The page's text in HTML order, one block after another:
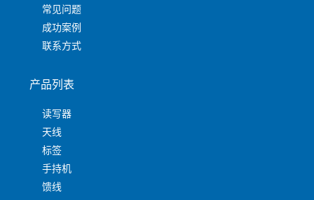
常见问题
成功案例
联系方式
产品列表
读写器
天线
标签
手持机
馈线